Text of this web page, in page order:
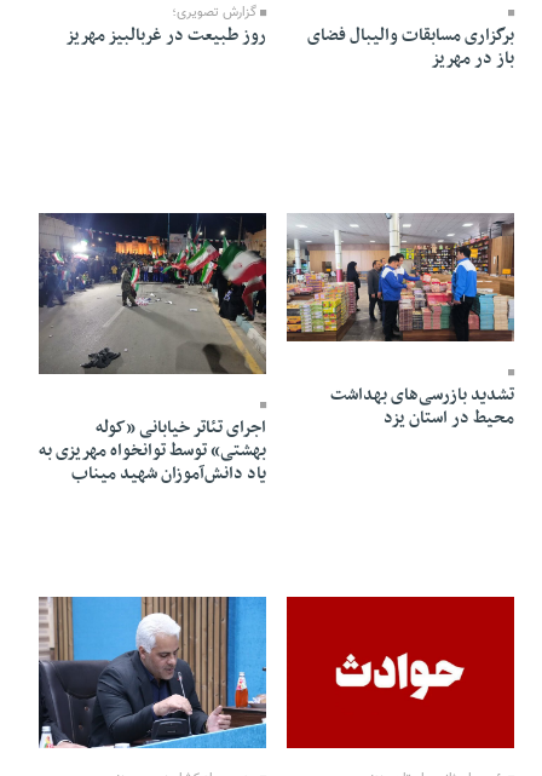
برگزاری مسابقات والیبال فضای
باز در مهریز
گزارش تصویری؛
روز طبیعت در غربالبیز مهریز
10 Farvardin 1405 - 19:02
تشدید بازرسی‌های بهداشت
محیط در استان یزد
10 Farvardin 1405 - 12:28
اجرای تئاتر خیابانی «کوله
بهشتی» توسط توانخواه مهریزی به
یاد دانش‌آموزان شهید میناب
26 Esfand 1404 - 20:56